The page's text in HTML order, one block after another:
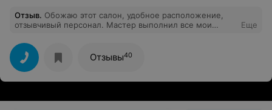
Отзыв. Обожаю этот салон, удобное расположение,
отзывчивый персонал. Мастер выполнил все мои
Еще
Отзывы40